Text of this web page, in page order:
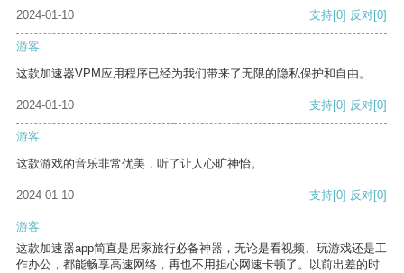
2024-01-10 支持[0] 反对[0]
游客
这款加速器VPM应用程序已经为我们带来了无限的隐私保护和自由。
2024-01-10 支持[0] 反对[0]
游客
这款游戏的音乐非常优美，听了让人心旷神怡。
2024-01-10 支持[0] 反对[0]
游客
这款加速器app简直是居家旅行必备神器，无论是看视频、玩游戏还是工
作办公，都能畅享高速网络，再也不用担心网速卡顿了。以前出差的时